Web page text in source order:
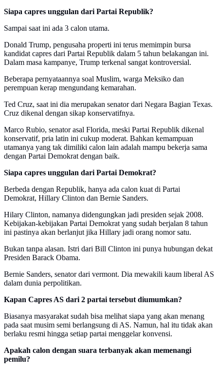
Siapa capres unggulan dari Partai Republik?
Sampai saat ini ada 3 calon utama.
Donald Trump, pengusaha properti ini terus memimpin bursa
kandidat capres dari Partai Republik dalam 5 tahun belakangan ini.
Dalam masa kampanye, Trump terkenal sangat kontroversial.
Beberapa pernyataannya soal Muslim, warga Meksiko dan
perempuan kerap mengundang kemarahan.
Ted Cruz, saat ini dia merupakan senator dari Negara Bagian Texas.
Cruz dikenal dengan sikap konservatifnya.
Marco Rubio, senator asal Florida, meski Partai Republik dikenal
konservatif, pria latin ini cukup moderat. Bahkan kemampuan
utamanya yang tak dimiliki calon lain adalah mampu bekerja sama
dengan Partai Demokrat dengan baik.
Siapa capres unggulan dari Partai Demokrat?
Berbeda dengan Republik, hanya ada calon kuat di Partai
Demokrat, Hillary Clinton dan Bernie Sanders.
Hilary Clinton, namanya didengungkan jadi presiden sejak 2008.
Kebijakan-kebijakan Partai Demokrat yang sudah berjalan 8 tahun
ini pastinya akan berlanjut jika Hillary jadi orang nomor satu.
Bukan tanpa alasan. Istri dari Bill Clinton ini punya hubungan dekat
Presiden Barack Obama.
Bernie Sanders, senator dari vermont. Dia mewakili kaum liberal AS
dalam dunia perpolitikan.
Kapan Capres AS dari 2 partai tersebut diumumkan?
Biasanya masyarakat sudah bisa melihat siapa yang akan menang
pada saat musim semi berlangsung di AS. Namun, hal itu tidak akan
berlaku resmi hingga setiap partai menggelar konvensi.
Apakah calon dengan suara terbanyak akan memenangi
pemilu?